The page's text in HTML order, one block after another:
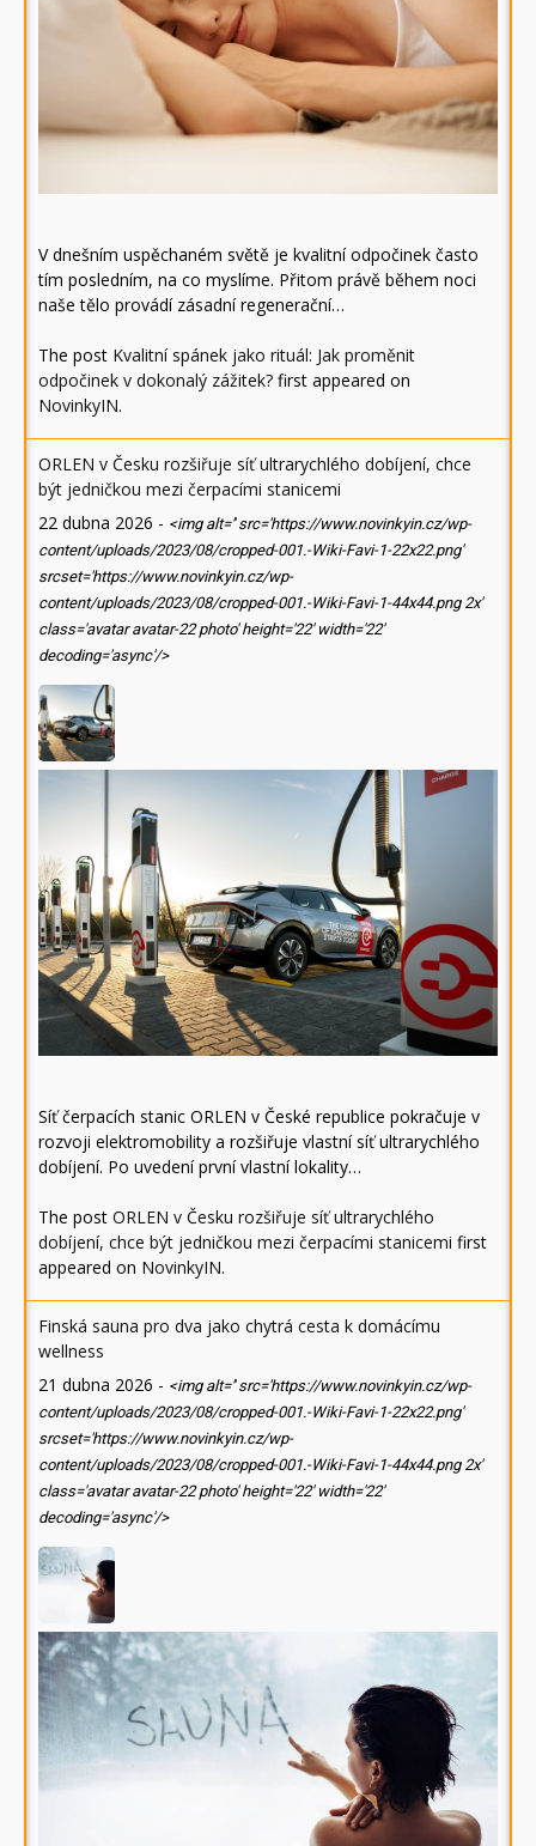
V dnešním uspěchaném světě je kvalitní odpočinek často
tím posledním, na co myslíme. Přitom právě během noci
naše tělo provádí zásadní regenerační…
The post Kvalitní spánek jako rituál: Jak proměnit
odpočinek v dokonalý zážitek? first appeared on
NovinkyIN.
ORLEN v Česku rozšiřuje síť ultrarychlého dobíjení, chce
být jedničkou mezi čerpacími stanicemi
22 dubna 2026 - <img alt='' src='https://www.novinkyin.cz/wp-
content/uploads/2023/08/cropped-001.-Wiki-Favi-1-22x22.png'
srcset='https://www.novinkyin.cz/wp-
content/uploads/2023/08/cropped-001.-Wiki-Favi-1-44x44.png 2x'
class='avatar avatar-22 photo' height='22' width='22'
decoding='async'/>
Síť čerpacích stanic ORLEN v České republice pokračuje v
rozvoji elektromobility a rozšiřuje vlastní síť ultrarychlého
dobíjení. Po uvedení první vlastní lokality…
The post ORLEN v Česku rozšiřuje síť ultrarychlého
dobíjení, chce být jedničkou mezi čerpacími stanicemi first
appeared on NovinkyIN.
Finská sauna pro dva jako chytrá cesta k domácímu
wellness
21 dubna 2026 - <img alt='' src='https://www.novinkyin.cz/wp-
content/uploads/2023/08/cropped-001.-Wiki-Favi-1-22x22.png'
srcset='https://www.novinkyin.cz/wp-
content/uploads/2023/08/cropped-001.-Wiki-Favi-1-44x44.png 2x'
class='avatar avatar-22 photo' height='22' width='22'
decoding='async'/>